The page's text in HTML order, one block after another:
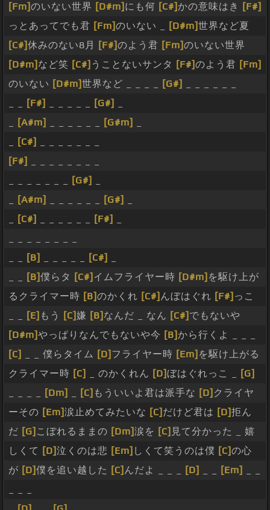
[Fm]のいない世界 [D#m] にも何 [C#]かの意味はき
[F#]
っとあってでも君 [Fm]のいない _ [D#m]世界など夏
[C#]休みのない8月 [F#]のよう君 [Fm]のいない世界
[D#m] など笑 [C#] うことないサンタ [F#]のよう君 [Fm]
のいない [D#m]世界など _ _ _ _ [G#]
[F#] [G#]
[A#m] [G#m]
[C#]
[F#]
[G#]
[A#m] [G#]
[C#] [F#]
[B] [C#]
[B]僕らタ [C#] イムフライヤー時 [D#m] を駆け上が
るクライマー時 [B]のかくれ [C#] んぼはぐれ [F#] っこ
[E] もう [C]嫌 [B] なんだ _ なん [C#] でもないや
[D#m]やっぱりなんでもないや今 [B]から行くよ _ _ _
[C]
_ _ 僕らタイム [D] フライヤー時 [Em] を駆け上がる
クライマー時 [C] _ のかくれん [D]ぼはぐれっこ _
[G]
[Dm] [C] もういいよ君は派手な [D] クライヤ
ーその [Em]涙止めてみたいな [C] だけど君は [D]拒ん
だ [G] こぼれるままの [Dm]涙を [C] 見て分かった _ 嬉
しくて [D]泣くのは悲 [Em] しくて笑うのは僕 [C]の心
が [D]僕を追い越した [C] んだよ _ _ _ [D] [Em]